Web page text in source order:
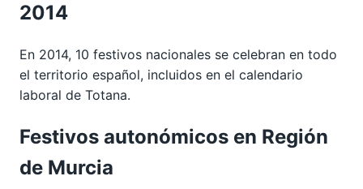
2014
En 2014, 10 festivos nacionales se celebran en todo
el territorio español, incluidos en el calendario
laboral de Totana.
Festivos autonómicos en Región
de Murcia